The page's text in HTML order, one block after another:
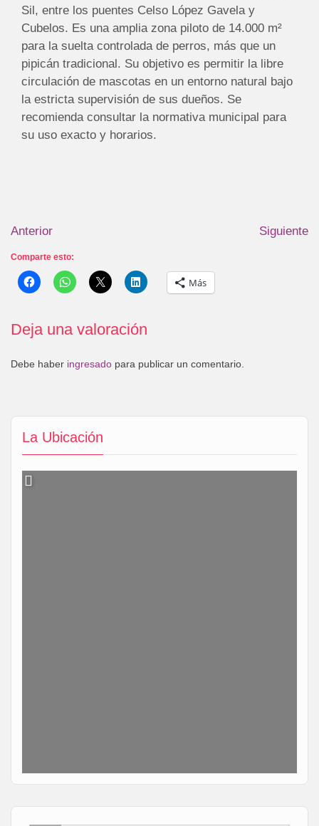
La Ubicación
Sil, entre los puentes Celso López Gavela y
Cubelos. Es una amplia zona piloto de 14.000 m²
para la suelta controlada de perros, más que un
pipicán tradicional. Su objetivo es permitir la libre
circulación de mascotas en un entorno natural bajo
la estricta supervisión de sus dueños. Se
recomienda consultar la normativa municipal para
su uso exacto y horarios.
Anterior Siguiente
Comparte esto:
Más
Deja una valoración
Debe haber ingresado para publicar un comentario.